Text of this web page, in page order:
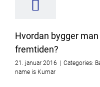
Hvordan bygger
fremtiden?
21. januar 2016 Categories:
name is Kumar